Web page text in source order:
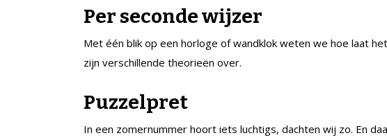
Per seconde wijzer
Met één blik op een horloge of wandklok weten we hoe laat
zijn verschillende theorieën over.
Puzzelpret
In een zomernummer hoort iets luchtigs, dachten wij zo. En